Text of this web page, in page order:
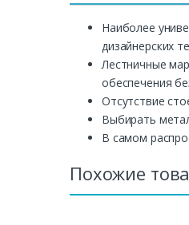
Наиболее
дизайнерских
Лестничные
обеспечения
Отсутствие
Выбирать
В самом
Похожие